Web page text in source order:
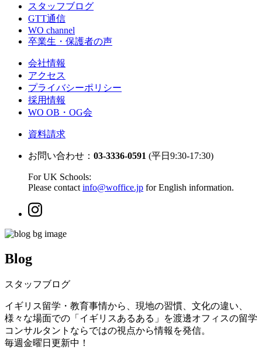
スタッフブログ
GTT通信
WO channel
卒業生・保護者の声
会社情報
アクセス
プライバシーポリシー
採用情報
WO OB・OG会
資料請求
お問い合わせ： 03-3336-0591 (平日9:30-17:30)
For UK Schools:
Please contact info@woffice.jp for English information.
Blog
スタッフブログ
イギリス留学・教育事情から、現地の習慣、文化の違い、
様々な場面での「イギリスあるある」を渡邊オフィスの留学
コンサルタントならではの視点から情報を発信。
毎週金曜日更新中！